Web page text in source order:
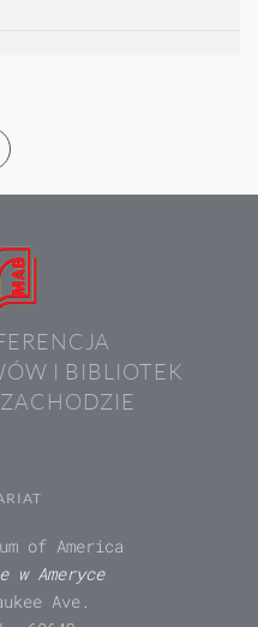
I BIBLIOTEK
of America
w Ameryce
Ave.